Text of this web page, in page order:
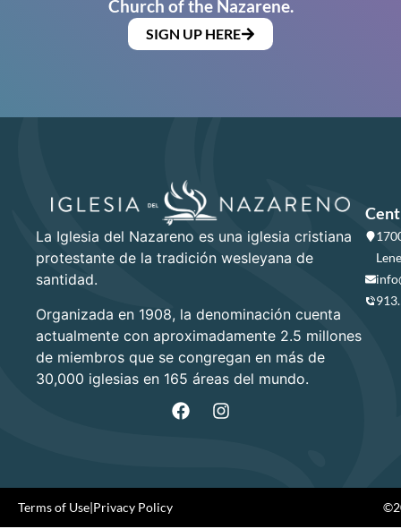
Church of the Nazarene.
SIGN UP HERE
La Iglesia del Nazareno es una iglesia cristiana
protestante de la tradición wesleyana de
santidad.
Organizada en 1908, la denominación cuenta
actualmente con aproximadamente 2.5 millones
de miembros que se congregan en más de
30,000 iglesias en 165 áreas del mundo.
Terms of Use|Privacy Policy